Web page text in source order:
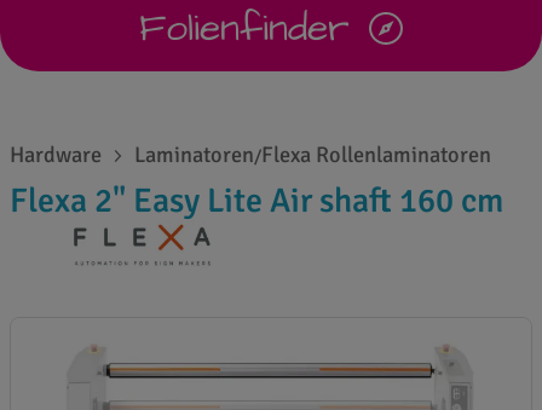
Folienfinder
Hardware Laminatoren/Flexa Rollenlaminatoren
Flexa 2" Easy Lite Air shaft 160 cm